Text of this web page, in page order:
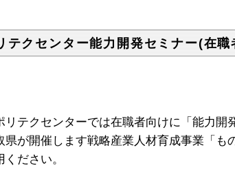
テクセンター能力開発セミナー(在
テクセンターでは在職者向けに「能力開
県が開催します戦略産業人材育成事業「
ください。